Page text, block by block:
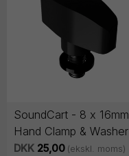
SoundCart - 8 x 16mm
Hand Clamp & Washer
DKK 25,00 (ekskl. moms)